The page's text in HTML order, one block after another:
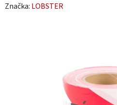
hodnocení
Značka: LOBSTER